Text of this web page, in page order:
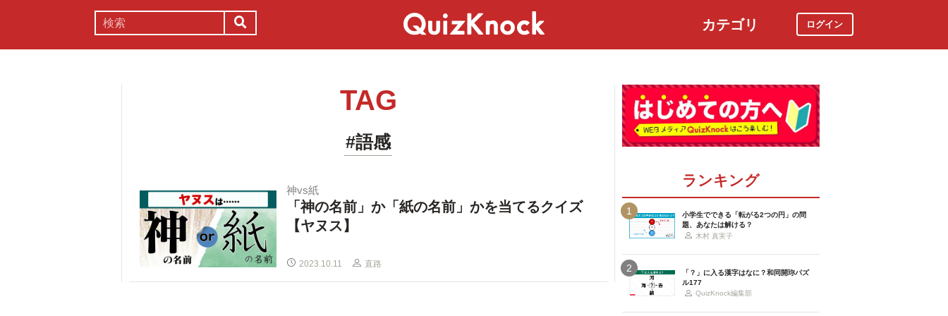
カテゴリ ログイン
TAG
#語感
神vs紙
「神の名前」か「紙の名前」かを当てるクイズ
【ヤヌス】
2023.10.11 直路
ランキング
1
小学生でできる「転がる2つの円」の問
題、あなたは解ける？
木村 真実子
2
「？」に入る漢字はなに？和同開珎パズ
ル177
QuizKnock編集部